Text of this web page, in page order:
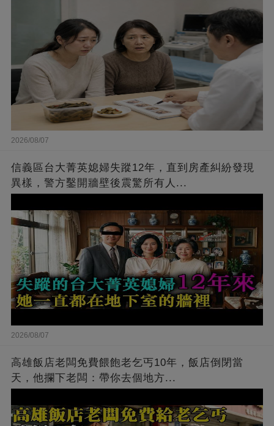
2026/08/07
信義區台大菁英媳婦失蹤12年，直到房產糾紛發現
異樣，警方鑿開牆壁後震驚所有人...
2026/08/07
高雄飯店老闆免費餵飽老乞丐10年，飯店倒閉當
天，他攔下老闆：帶你去個地方...